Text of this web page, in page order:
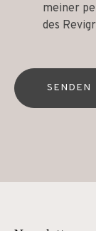
meiner
des
SENDEN